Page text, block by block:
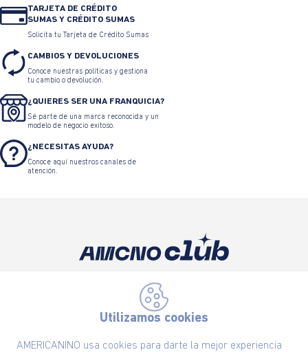
Utilizamos cookies
AMERICANINO usa cookies para darte la mejor experiencia
TARJETA DE CRÉDITO
SUMAS Y CRÉDITO SUMAS
Solicita tu Tarjeta de Crédito Sumas
CAMBIOS Y DEVOLUCIONES
Conoce nuestras políticas y gestiona
tu cambio o devolución.
¿QUIERES SER UNA FRANQUICIA?
Sé parte de una marca reconocida y un
modelo de negocio exitoso.
¿NECESITAS AYUDA?
Conoce aquí nuestros canales de
atención.
las ofertas exclusivas y lo último en moda
SUSCRÍBETE AHORA